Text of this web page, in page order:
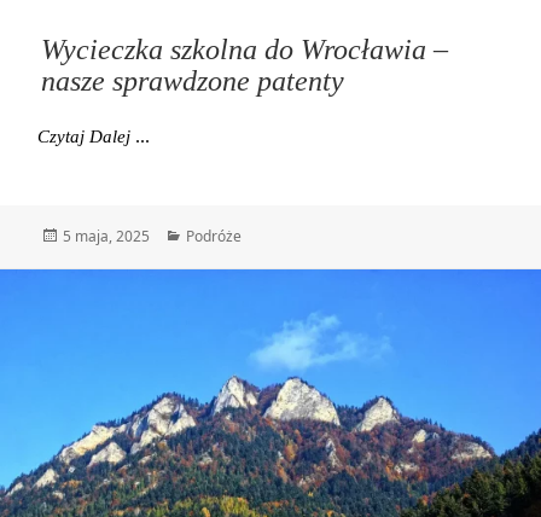
Wycieczka szkolna do Wrocławia –
nasze sprawdzone patenty
Czytaj Dalej
Data
5 maja, 2025 Kategorie
Podróże